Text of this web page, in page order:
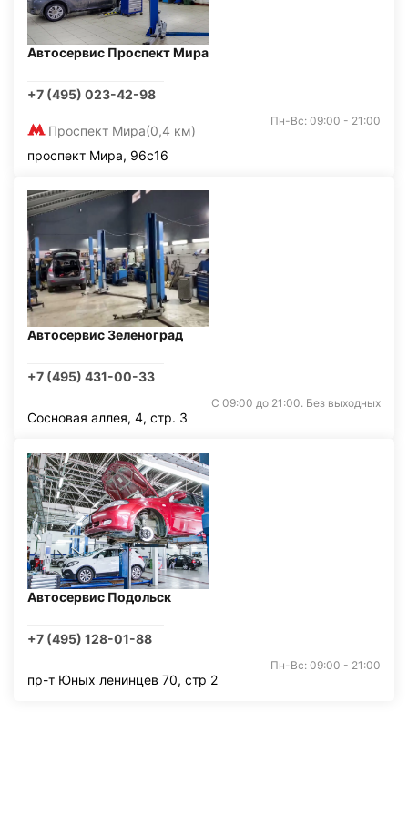
Автосервис Проспект Мира
+7 (495) 023-42-98
Проспект Мира(0,4 км)
Пн-Вс: 09:00 - 21:00
проспект Мира, 96с16
Автосервис Зеленоград
+7 (495) 431-00-33
С 09:00 до 21:00. Без выходных
Сосновая аллея, 4, стр. 3
Автосервис Подольск
+7 (495) 128-01-88
Пн-Вс: 09:00 - 21:00
пр-т Юных ленинцев 70, стр 2